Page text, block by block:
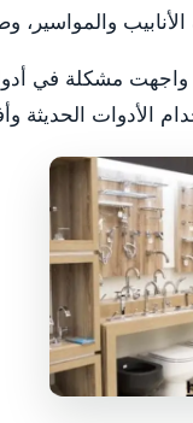
والمواسير،
واجهت مشكلة في
الأدوات الحديثة